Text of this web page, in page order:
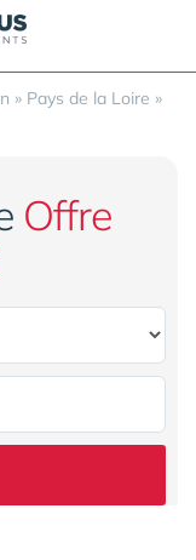
» Pays de la Loire »
Offre